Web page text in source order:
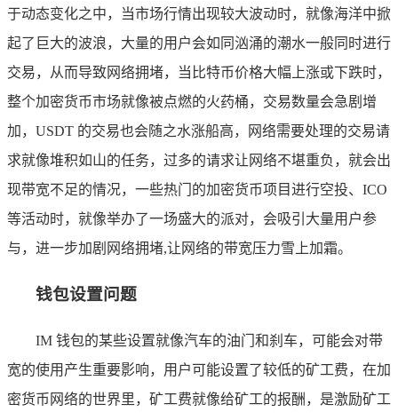
于动态变化之中，当市场行情出现较大波动时，就像海洋中掀
起了巨大的波浪，大量的用户会如同汹涌的潮水一般同时进行
交易，从而导致网络拥堵，当比特币价格大幅上涨或下跌时，
整个加密货币市场就像被点燃的火药桶，交易数量会急剧增
加，USDT 的交易也会随之水涨船高，网络需要处理的交易请
求就像堆积如山的任务，过多的请求让网络不堪重负，就会出
现带宽不足的情况，一些热门的加密货币项目进行空投、ICO
等活动时，就像举办了一场盛大的派对，会吸引大量用户参
与，进一步加剧网络拥堵,让网络的带宽压力雪上加霜。
钱包设置问题
IM 钱包的某些设置就像汽车的油门和刹车，可能会对带
宽的使用产生重要影响，用户可能设置了较低的矿工费，在加
密货币网络的世界里，矿工费就像给矿工的报酬，是激励矿工